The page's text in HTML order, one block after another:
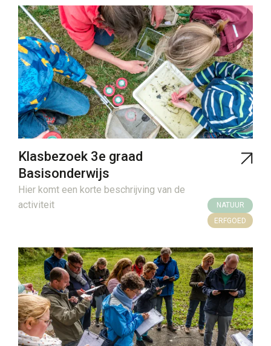
Klasbezoek 3e graad
Basisonderwijs
Hier komt een korte beschrijving van de
activiteit
NATUUR
ERFGOED